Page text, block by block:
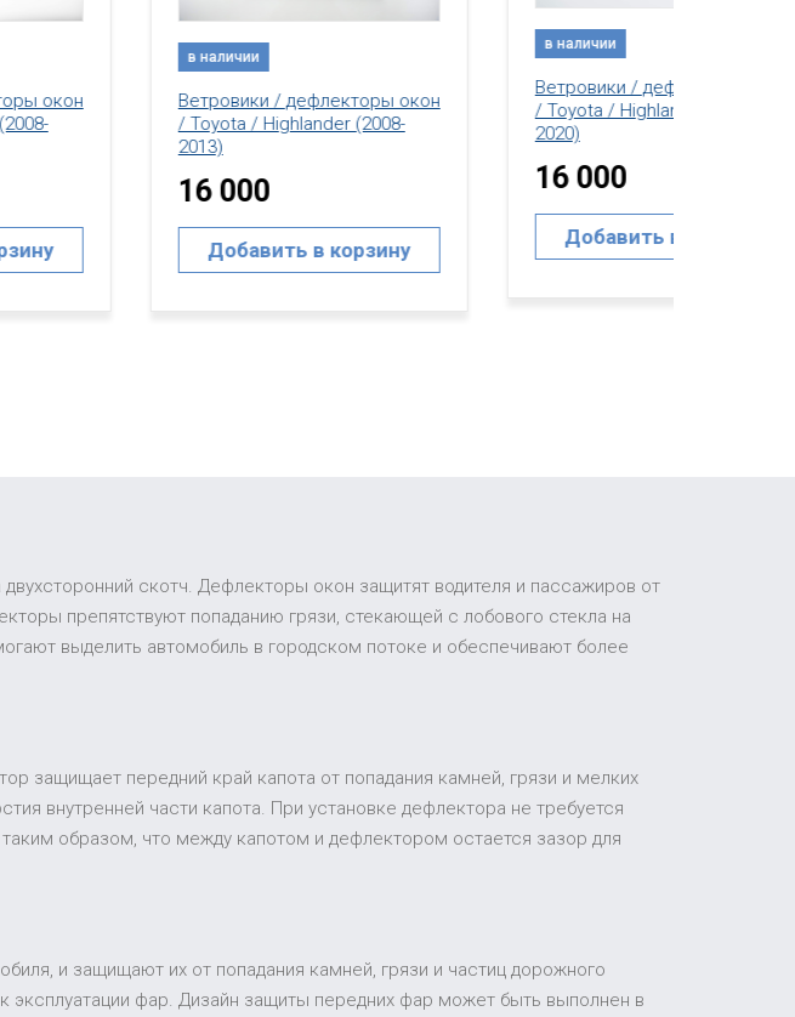
Ветровики / дефлекторы окон
/ Toyota / Highlander (2008-
Добавить в корзину
Ветровики / дефлекторы окон
/ Toyota / Highlander (2014-
2020)
Добавить в корзину
скотч. Дефлекторы окон защитят водителя и пассажиров от
препятствуют попаданию грязи, стекающей с лобового стекла на
выделить автомобиль в городском потоке и обеспечивают более
защищает передний край капота от попадания камней, грязи и мелких
внутренней части капота. При установке дефлектора не требуется
образом, что между капотом и дефлектором остается зазор для
и защищают их от попадания камней, грязи и частиц дорожного
фар. Дизайн защиты передних фар может быть выполнен в